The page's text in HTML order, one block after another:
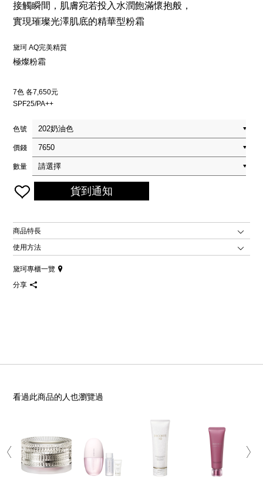
接觸瞬間，肌膚宛若投入水潤飽滿懷抱般，
實現璀璨光澤肌底的精華型粉霜
黛珂 AQ完美精質
極燦粉霜
7色 各7,650元
SPF25/PA++
色號
價錢
數量
貨到通知
商品特長
使用方法
黛珂專櫃一覽
分享
看過此商品的人也瀏覽過